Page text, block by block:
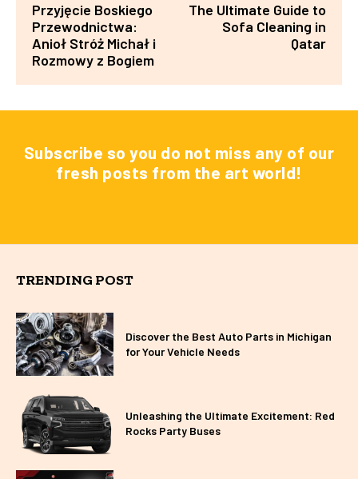
Przyjęcie Boskiego
Przewodnictwa:
Anioł Stróż Michał i
Rozmowy z Bogiem
The Ultimate Guide to
Sofa Cleaning in
Qatar
Subscribe so you do not miss any of our
fresh posts from the art world!
TRENDING POST
Discover the Best Auto Parts in Michigan
for Your Vehicle Needs
Unleashing the Ultimate Excitement: Red
Rocks Party Buses